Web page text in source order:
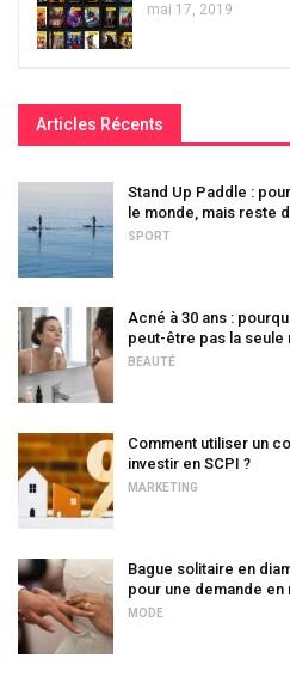
mai 17, 2019
Articles Récents
Stand Up Paddle :
le monde, mais reste
SPORT
Acné à 30 ans :
peut-être pas la seule
BEAUTÉ
Comment utiliser un
investir en SCPI ?
MARKETING
Bague solitaire en
pour une demande en
MODE